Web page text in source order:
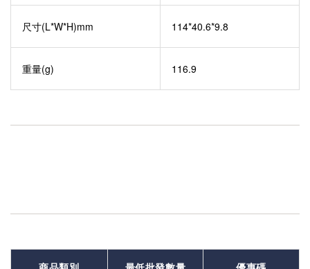
尺寸(L*W*H)mm 114*40.6*9.8
重量(g) 116.9